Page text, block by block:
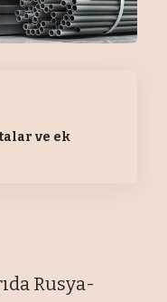
ve ek
Rusya-